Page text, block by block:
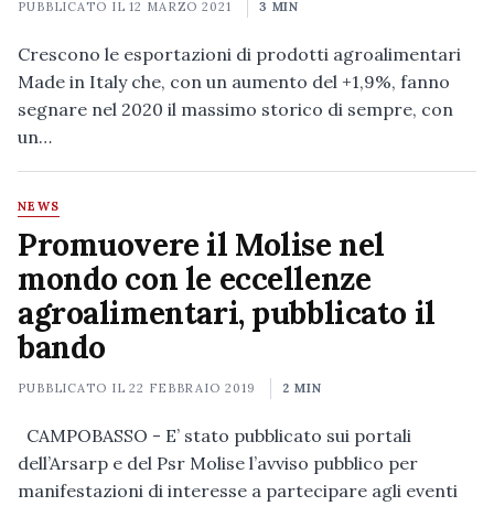
PUBBLICATO IL12 MARZO 2021 3 MIN
Crescono le esportazioni di prodotti agroalimentari
Made in Italy che, con un aumento del +1,9%, fanno
segnare nel 2020 il massimo storico di sempre, con
un…
NEWS
Promuovere il Molise nel
mondo con le eccellenze
agroalimentari, pubblicato il
bando
PUBBLICATO IL22 FEBBRAIO 2019 2 MIN
CAMPOBASSO - E’ stato pubblicato sui portali
dell’Arsarp e del Psr Molise l’avviso pubblico per
manifestazioni di interesse a partecipare agli eventi